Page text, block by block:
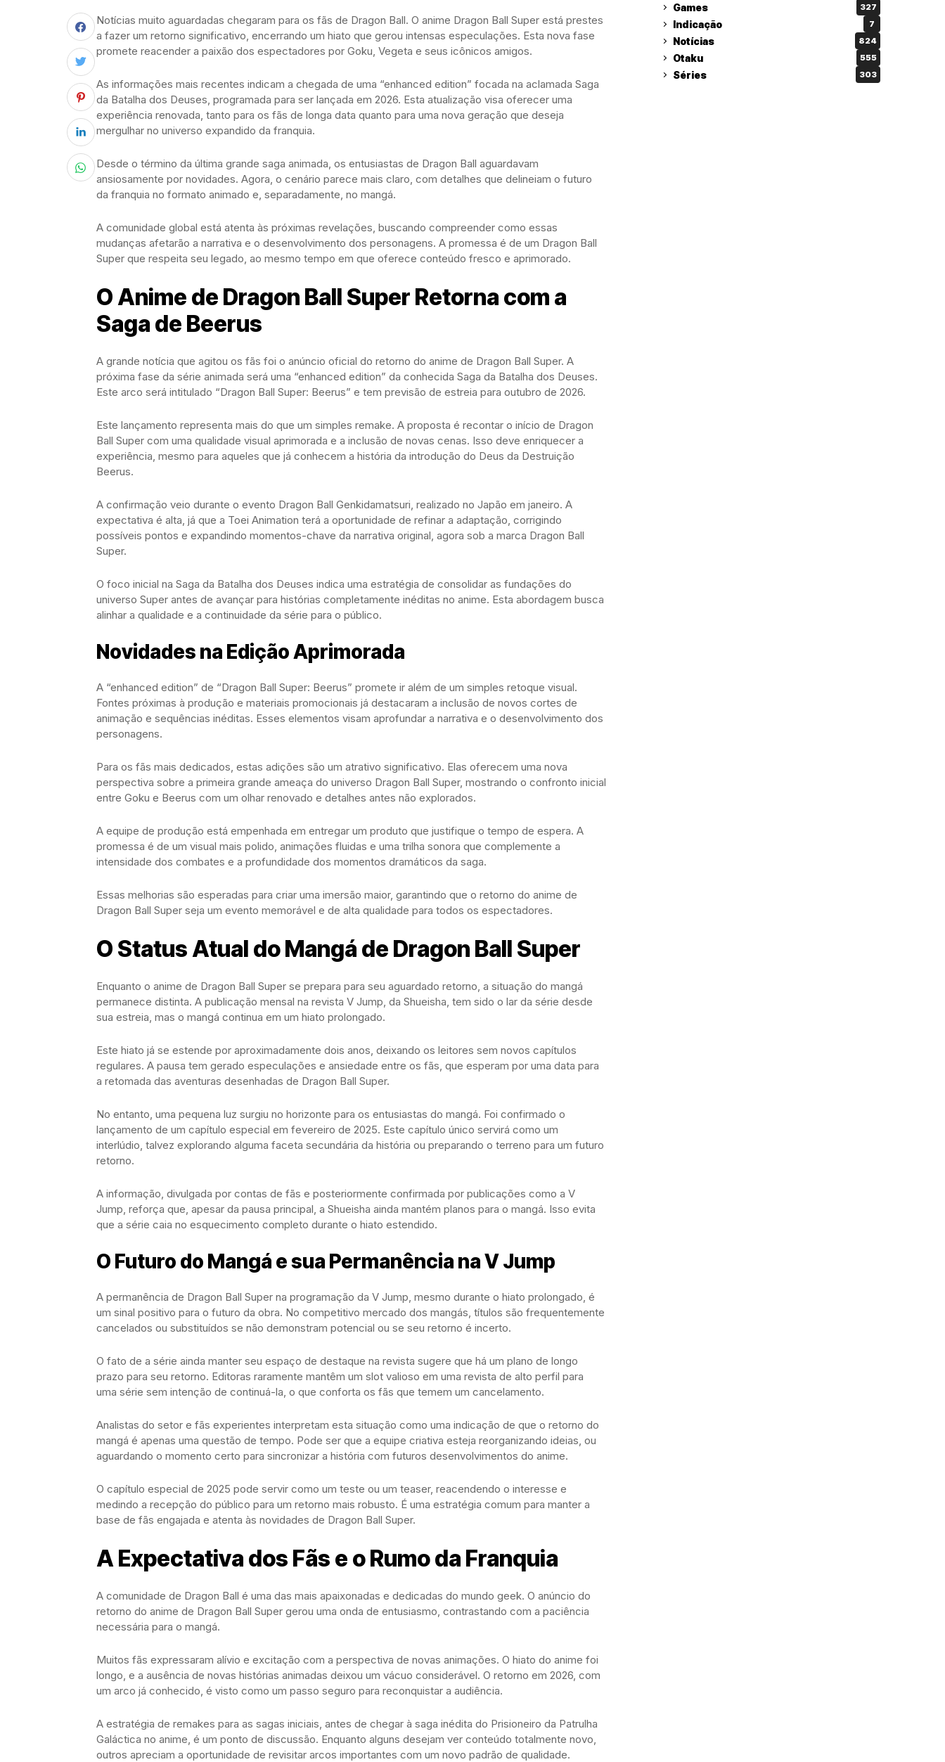
Notícias muito aguardadas chegaram para os fãs de Dragon Ball. O anime Dragon Ball Super está prestes
a fazer um retorno significativo, encerrando um hiato que gerou intensas especulações. Esta nova fase
promete reacender a paixão dos espectadores por Goku, Vegeta e seus icônicos amigos.
As informações mais recentes indicam a chegada de uma “enhanced edition” focada na aclamada Saga
da Batalha dos Deuses, programada para ser lançada em 2026. Esta atualização visa oferecer uma
experiência renovada, tanto para os fãs de longa data quanto para uma nova geração que deseja
mergulhar no universo expandido da franquia.
Desde o término da última grande saga animada, os entusiastas de Dragon Ball aguardavam
ansiosamente por novidades. Agora, o cenário parece mais claro, com detalhes que delineiam o futuro
da franquia no formato animado e, separadamente, no mangá.
A comunidade global está atenta às próximas revelações, buscando compreender como essas
mudanças afetarão a narrativa e o desenvolvimento dos personagens. A promessa é de um Dragon Ball
Super que respeita seu legado, ao mesmo tempo em que oferece conteúdo fresco e aprimorado.
O Anime de Dragon Ball Super Retorna com a
Saga de Beerus
A grande notícia que agitou os fãs foi o anúncio oficial do retorno do anime de Dragon Ball Super. A
próxima fase da série animada será uma “enhanced edition” da conhecida Saga da Batalha dos Deuses.
Este arco será intitulado “Dragon Ball Super: Beerus” e tem previsão de estreia para outubro de 2026.
Este lançamento representa mais do que um simples remake. A proposta é recontar o início de Dragon
Ball Super com uma qualidade visual aprimorada e a inclusão de novas cenas. Isso deve enriquecer a
experiência, mesmo para aqueles que já conhecem a história da introdução do Deus da Destruição
Beerus.
A confirmação veio durante o evento Dragon Ball Genkidamatsuri, realizado no Japão em janeiro. A
expectativa é alta, já que a Toei Animation terá a oportunidade de refinar a adaptação, corrigindo
possíveis pontos e expandindo momentos-chave da narrativa original, agora sob a marca Dragon Ball
Super.
O foco inicial na Saga da Batalha dos Deuses indica uma estratégia de consolidar as fundações do
universo Super antes de avançar para histórias completamente inéditas no anime. Esta abordagem busca
alinhar a qualidade e a continuidade da série para o público.
Novidades na Edição Aprimorada
A “enhanced edition” de “Dragon Ball Super: Beerus” promete ir além de um simples retoque visual.
Fontes próximas à produção e materiais promocionais já destacaram a inclusão de novos cortes de
animação e sequências inéditas. Esses elementos visam aprofundar a narrativa e o desenvolvimento dos
personagens.
Para os fãs mais dedicados, estas adições são um atrativo significativo. Elas oferecem uma nova
perspectiva sobre a primeira grande ameaça do universo Dragon Ball Super, mostrando o confronto inicial
entre Goku e Beerus com um olhar renovado e detalhes antes não explorados.
A equipe de produção está empenhada em entregar um produto que justifique o tempo de espera. A
promessa é de um visual mais polido, animações fluidas e uma trilha sonora que complemente a
intensidade dos combates e a profundidade dos momentos dramáticos da saga.
Essas melhorias são esperadas para criar uma imersão maior, garantindo que o retorno do anime de
Dragon Ball Super seja um evento memorável e de alta qualidade para todos os espectadores.
O Status Atual do Mangá de Dragon Ball Super
Enquanto o anime de Dragon Ball Super se prepara para seu aguardado retorno, a situação do mangá
permanece distinta. A publicação mensal na revista V Jump, da Shueisha, tem sido o lar da série desde
sua estreia, mas o mangá continua em um hiato prolongado.
Este hiato já se estende por aproximadamente dois anos, deixando os leitores sem novos capítulos
regulares. A pausa tem gerado especulações e ansiedade entre os fãs, que esperam por uma data para
a retomada das aventuras desenhadas de Dragon Ball Super.
No entanto, uma pequena luz surgiu no horizonte para os entusiastas do mangá. Foi confirmado o
lançamento de um capítulo especial em fevereiro de 2025. Este capítulo único servirá como um
interlúdio, talvez explorando alguma faceta secundária da história ou preparando o terreno para um futuro
retorno.
A informação, divulgada por contas de fãs e posteriormente confirmada por publicações como a V
Jump, reforça que, apesar da pausa principal, a Shueisha ainda mantém planos para o mangá. Isso evita
que a série caia no esquecimento completo durante o hiato estendido.
O Futuro do Mangá e sua Permanência na V Jump
A permanência de Dragon Ball Super na programação da V Jump, mesmo durante o hiato prolongado, é
um sinal positivo para o futuro da obra. No competitivo mercado dos mangás, títulos são frequentemente
cancelados ou substituídos se não demonstram potencial ou se seu retorno é incerto.
O fato de a série ainda manter seu espaço de destaque na revista sugere que há um plano de longo
prazo para seu retorno. Editoras raramente mantêm um slot valioso em uma revista de alto perfil para
uma série sem intenção de continuá-la, o que conforta os fãs que temem um cancelamento.
Analistas do setor e fãs experientes interpretam esta situação como uma indicação de que o retorno do
mangá é apenas uma questão de tempo. Pode ser que a equipe criativa esteja reorganizando ideias, ou
aguardando o momento certo para sincronizar a história com futuros desenvolvimentos do anime.
O capítulo especial de 2025 pode servir como um teste ou um teaser, reacendendo o interesse e
medindo a recepção do público para um retorno mais robusto. É uma estratégia comum para manter a
base de fãs engajada e atenta às novidades de Dragon Ball Super.
A Expectativa dos Fãs e o Rumo da Franquia
A comunidade de Dragon Ball é uma das mais apaixonadas e dedicadas do mundo geek. O anúncio do
retorno do anime de Dragon Ball Super gerou uma onda de entusiasmo, contrastando com a paciência
necessária para o mangá.
Muitos fãs expressaram alívio e excitação com a perspectiva de novas animações. O hiato do anime foi
longo, e a ausência de novas histórias animadas deixou um vácuo considerável. O retorno em 2026, com
um arco já conhecido, é visto como um passo seguro para reconquistar a audiência.
A estratégia de remakes para as sagas iniciais, antes de chegar à saga inédita do Prisioneiro da Patrulha
Galáctica no anime, é um ponto de discussão. Enquanto alguns desejam ver conteúdo totalmente novo,
outros apreciam a oportunidade de revisitar arcos importantes com um novo padrão de qualidade.
Games 327
Indicação 7
Notícias 824
Otaku 555
Séries 303